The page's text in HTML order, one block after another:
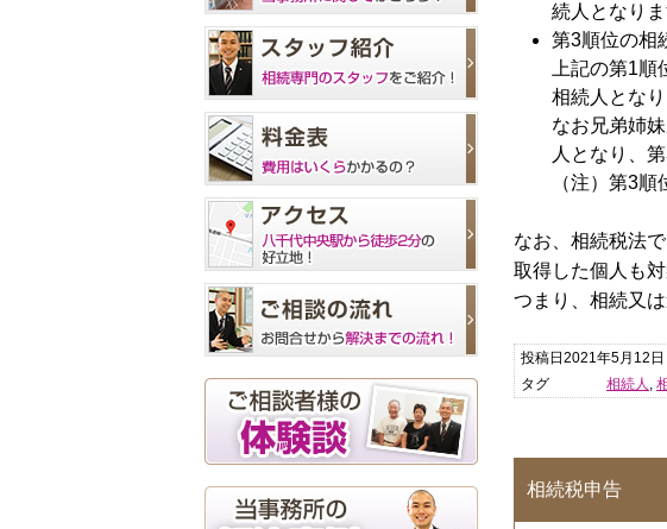
続人となりま
第3順位の相
上記の第1
相続人となり
なお兄弟姉
人となり、
（注）第3
なお、相続税法
取得した個人も
つまり、相続又
投稿日2021年5月12日
タグ
相続人 ,
相続税申告